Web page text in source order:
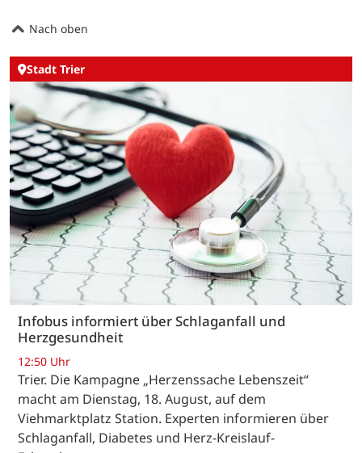
Nach oben
Stadt Trier
Infobus informiert über Schlaganfall und
Herzgesundheit
12:50 Uhr
Trier. Die Kampagne „Herzenssache Lebenszeit“
macht am Dienstag, 18. August, auf dem
Viehmarktplatz Station. Experten informieren über
Schlaganfall, Diabetes und Herz-Kreislauf-